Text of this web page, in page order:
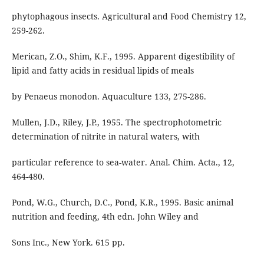
phytophagous insects. Agricultural and Food Chemistry 12,
259-262.
Merican, Z.O., Shim, K.F., 1995. Apparent digestibility of
lipid and fatty acids in residual lipids of meals
by Penaeus monodon. Aquaculture 133, 275-286.
Mullen, J.D., Riley, J.P., 1955. The spectrophotometric
determination of nitrite in natural waters, with
particular reference to sea-water. Anal. Chim. Acta., 12,
464-480.
Pond, W.G., Church, D.C., Pond, K.R., 1995. Basic animal
nutrition and feeding, 4th edn. John Wiley and
Sons Inc., New York. 615 pp.